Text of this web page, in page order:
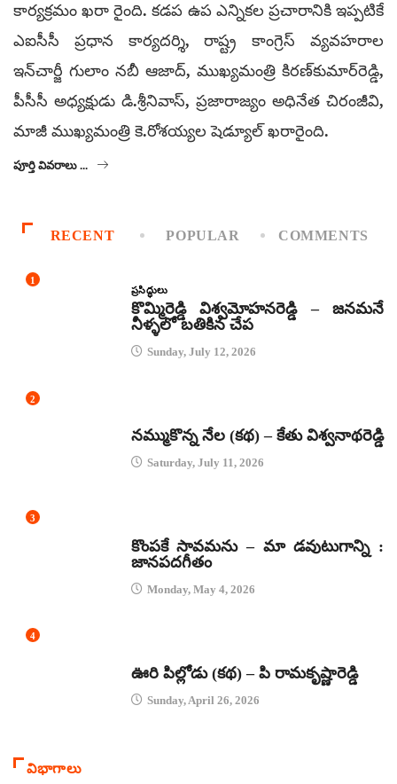
కార్యక్రమం ఖరా రైంది. కడప ఉప ఎన్నికల ప్రచారానికి ఇప్పటికే
ఎఐసీసీ ప్రధాన కార్యదర్శి, రాష్ట్ర కాంగ్రెస్‌ వ్యవహరాల
ఇన్‌చార్జీ గులాం నబీ ఆజాద్‌, ముఖ్యమంత్రి కిరణ్‌కుమార్‌రెడ్డి,
పీసీసీ అధ్యక్షుడు డి.శ్రీనివాస్‌, ప్రజారాజ్యం అధినేత చిరంజీవి,
మాజీ ముఖ్యమంత్రి కె.రోశయ్యల షెడ్యూల్‌ ఖరారైంది.
పూర్తి వివరాలు ...
RECENT POPULAR COMMENTS
1
ప్రసిద్ధులు
కొమ్మిరెడ్డి విశ్వమోహనరెడ్డి – జనమనే
నీళ్ళలో బతికిన చేప
Sunday, July 12, 2026
2
నమ్ముకొన్న నేల (కథ) – కేతు విశ్వనాథరెడ్డి
Saturday, July 11, 2026
3
కొంపకే సావమను – మా డవుటుగాన్ని :
జానపదగీతం
Monday, May 4, 2026
4
ఊరి పిల్లోడు (కథ) – పి రామకృష్ణారెడ్డి
Sunday, April 26, 2026
విభాగాలు